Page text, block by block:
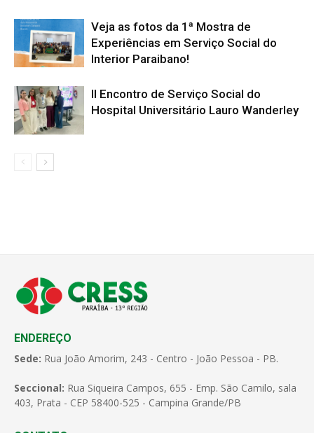
Veja as fotos da 1ª Mostra de
Experiências em Serviço Social do
Interior Paraibano!
II Encontro de Serviço Social do
Hospital Universitário Lauro Wanderley
ENDEREÇO
Sede: Rua João Amorim, 243 - Centro - João Pessoa - PB.
Seccional: Rua Siqueira Campos, 655 - Emp. São Camilo, sala
403, Prata - CEP 58400-525 - Campina Grande/PB